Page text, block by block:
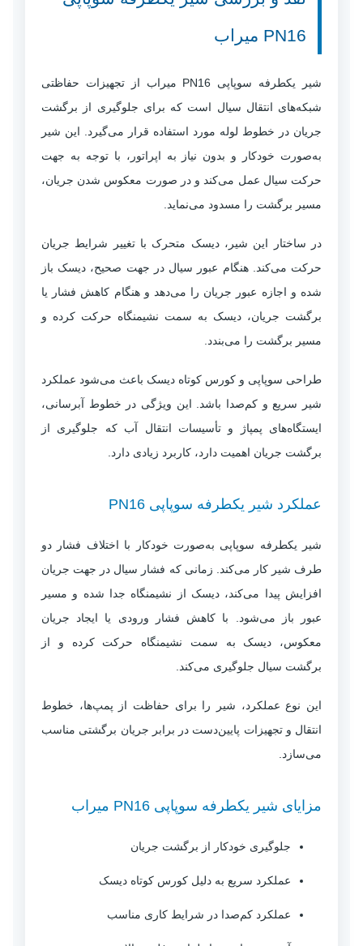
PN16 میراب
شیر یکطرفه سوپاپی PN16 میراب از تجهیزات حفاظتی
شبکه‌های انتقال سیال است که برای جلوگیری از برگشت
جریان در خطوط لوله مورد استفاده قرار می‌گیرد. این شیر
به‌صورت خودکار و بدون نیاز به اپراتور، با توجه به جهت
حرکت سیال عمل می‌کند و در صورت معکوس شدن جریان،
مسیر برگشت را مسدود می‌نماید.
در ساختار این شیر، دیسک متحرک با تغییر شرایط جریان
حرکت می‌کند. هنگام عبور سیال در جهت صحیح، دیسک باز
شده و اجازه عبور جریان را می‌دهد و هنگام کاهش فشار یا
برگشت جریان، دیسک به سمت نشیمنگاه حرکت کرده و
مسیر برگشت را می‌بندد.
طراحی سوپاپی و کورس کوتاه دیسک باعث می‌شود عملکرد
شیر سریع و کم‌صدا باشد. این ویژگی در خطوط آبرسانی،
ایستگاه‌های پمپاژ و تأسیسات انتقال آب که جلوگیری از
برگشت جریان اهمیت دارد، کاربرد زیادی دارد.
عملکرد شیر یکطرفه سوپاپی PN16
شیر یکطرفه سوپاپی به‌صورت خودکار با اختلاف فشار دو
طرف شیر کار می‌کند. زمانی که فشار سیال در جهت جریان
افزایش پیدا می‌کند، دیسک از نشیمنگاه جدا شده و مسیر
عبور باز می‌شود. با کاهش فشار ورودی یا ایجاد جریان
معکوس، دیسک به سمت نشیمنگاه حرکت کرده و از
برگشت سیال جلوگیری می‌کند.
این نوع عملکرد، شیر را برای حفاظت از پمپ‌ها، خطوط
انتقال و تجهیزات پایین‌دست در برابر جریان برگشتی مناسب
می‌سازد.
مزایای شیر یکطرفه سوپاپی PN16 میراب
جلوگیری خودکار از برگشت جریان
عملکرد سریع به دلیل کورس کوتاه دیسک
عملکرد کم‌صدا در شرایط کاری مناسب